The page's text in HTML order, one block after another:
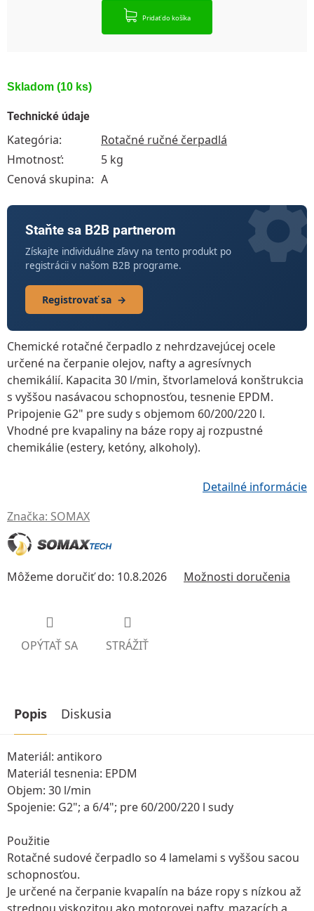
Chemické rotačné čerpadlo z nehrdzavejúcej ocele
určené na čerpanie olejov, nafty a agresívnych
chemikálií. Kapacita 30 l/min, štvorlamelová konštrukcia
s vyššou nasávacou schopnosťou, tesnenie EPDM.
Pripojenie G2" pre sudy s objemom 60/200/220 l.
Vhodné pre kvapaliny na báze ropy aj rozpustné
chemikálie (estery, ketóny, alkoholy).
Detailné informácie
Skladom (10 ks)
Značka: SOMAX
Môžeme doručiť do: 10.8.2026 Možnosti doručenia
Pridať do košíka
OPÝTAŤ SA STRÁŽIŤ
Technické údaje
Kategória:
Rotačné ručné čerpadlá
Hmotnosť:
5 kg
Cenová skupina: A
Staňte sa B2B partnerom
Získajte individuálne zľavy na tento produkt po
registrácii v našom B2B programe.
Registrovať sa →
Popis Diskusia
Materiál: antikoro
Materiál tesnenia: EPDM
Objem: 30 l/min
Spojenie: G2"; a 6/4"; pre 60/200/220 l sudy
Použitie
Rotačné sudové čerpadlo so 4 lamelami s vyššou sacou
schopnosťou.
Je určené na čerpanie kvapalín na báze ropy s nízkou až